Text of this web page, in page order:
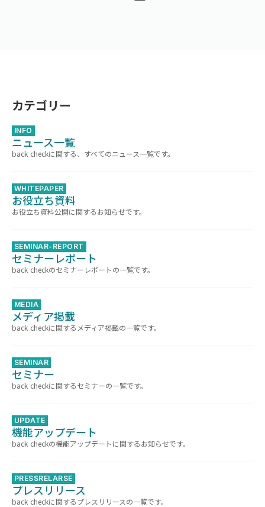
カテゴリー
INFO
ニュース一覧
back checkに関する、すべてのニュース一覧です。
WHITEPAPER
お役立ち資料
お役立ち資料公開に関するお知らせです。
SEMINAR-REPORT
セミナーレポート
back checkのセミナーレポートの一覧です。
MEDIA
メディア掲載
back checkに関するメディア掲載の一覧です。
SEMINAR
セミナー
back checkに関するセミナーの一覧です。
UPDATE
機能アップデート
back checkの機能アップデートに関するお知らせです。
PRESSRELARSE
プレスリリース
back checkに関するプレスリリースの一覧です。